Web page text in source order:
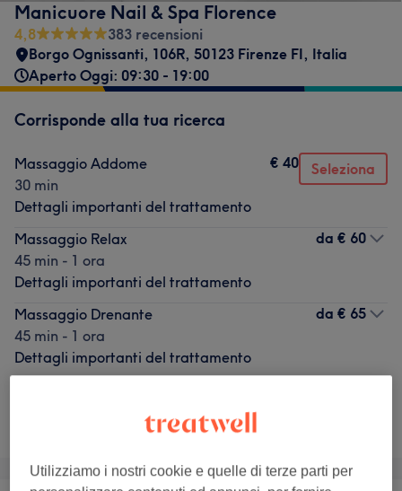
Manicuore Nail & Spa Florence
4,8
383 recensioni
Borgo Ognissanti, 106R, 50123 Firenze FI, Italia
Aperto Oggi: 09:30 - 19:00
Corrisponde alla tua ricerca
Massaggio Addome
30 min
Dettagli importanti del trattamento
€ 40 Seleziona
Massaggio Relax
45 min - 1 ora
Dettagli importanti del trattamento
da € 60
Massaggio Drenante
45 min - 1 ora
Dettagli importanti del trattamento
da € 65
Sfoglia la lista dei servizi
Utilizziamo i nostri cookie e quelle di terze parti per